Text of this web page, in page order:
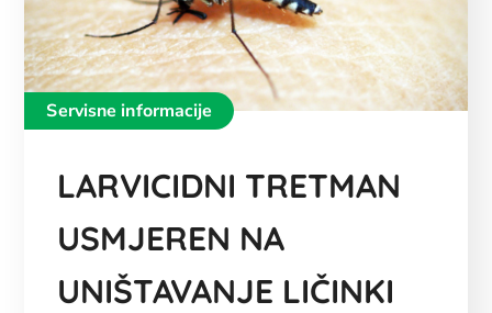
Servisne informacije
LARVICIDNI TRETMAN
USMJEREN NA
UNIŠTAVANJE LIČINKI